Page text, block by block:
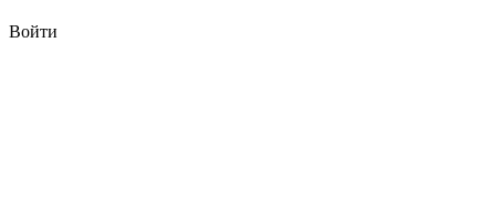
Войти